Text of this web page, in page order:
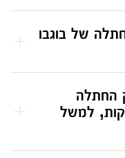
של בוגבו
החתלה
למשל